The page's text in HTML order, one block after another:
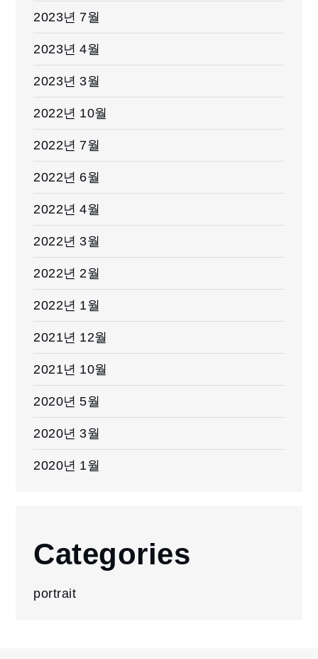
2023년 7월
2023년 4월
2023년 3월
2022년 10월
2022년 7월
2022년 6월
2022년 4월
2022년 3월
2022년 2월
2022년 1월
2021년 12월
2021년 10월
2020년 5월
2020년 3월
2020년 1월
Categories
portrait